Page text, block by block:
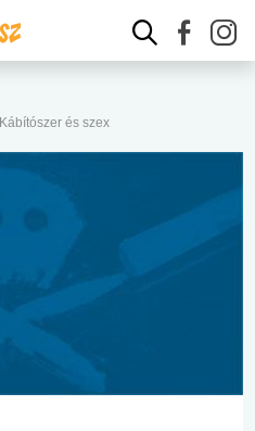
Kábítószer és szex